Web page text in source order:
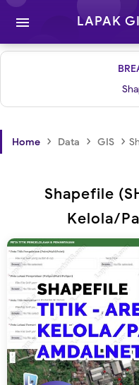
 LAPAK
Home › Data › GIS ›
Shapefile
Kelola/